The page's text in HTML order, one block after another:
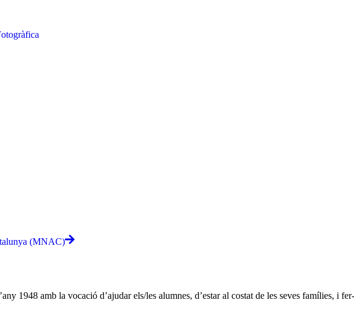
(MNAC)
1948 amb la vocació d’ajudar els/les alumnes, d’estar al costat de les seves famílies, i